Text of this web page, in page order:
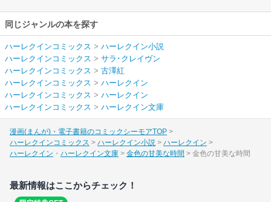
同じジャンルの本を探す
ハーレクインコミックス > ハーレクイン小説
ハーレクインコミックス > サラ･クレイヴン
ハーレクインコミックス > 古澤紅
ハーレクインコミックス > ハーレクイン
ハーレクインコミックス > ハーレクイン
ハーレクインコミックス > ハーレクイン文庫
漫画(まんが)・電子書籍のコミックシーモアTOP
ハーレクインコミックス
ハーレクイン小説
ハーレクイン
ハーレクイン
ハーレクイン文庫 金色の甘美な時間 金色の甘美な時間
最新情報はここからチェック！